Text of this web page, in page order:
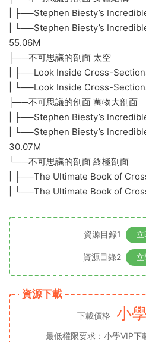
| ├──Stephen Biesty’s
| └──Stephen Biesty’s
55.06M
├──不可思議的剖面 太空
| ├──Look Inside Cross-
| └──Look Inside Cross-
├──不可思議的剖面 萬物大剖面
| ├──Stephen Biesty’s
| └──Stephen Biesty’s
30.07M
└──不可思議的剖面 終極剖面
| ├──The Ultimate Book of
| └──The Ultimate Book of
資源目錄1
資源目錄2
資源下載
下載價格 小
最低權限要求：小學VIP下